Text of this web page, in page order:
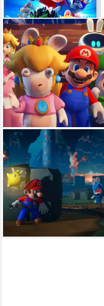
UBISOFT
Mario + Rabbids® Sparks of
Hope Spiel
Nintendo Switch
Plattform
ab 6 Jahren
USK-Freigabe
Ubisoft Publisher
(1)
59,00 €
lieferbar - in 5-6 Werktagen bei dir